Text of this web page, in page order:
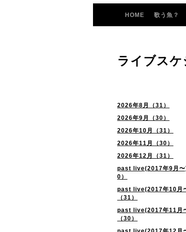
HOME 歌う魚？
2026年8月（31）
2026年9月（30）
2026年10月（31）
2026年11月（30）
2026年12月（31）
past live(2017年9月〜
0）
past live(2017年10月
（31）
past live(2017年11月
（30）
ライブス